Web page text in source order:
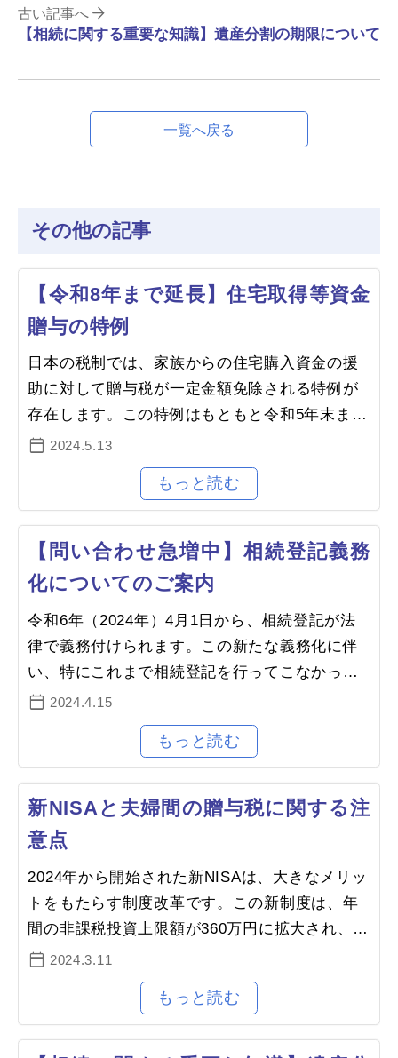
古い記事へ
【相続に関する重要な知識】遺産分割の期限について
一覧へ戻る
その他の記事
【令和8年まで延長】住宅取得等資金
贈与の特例
日本の税制では、家族からの住宅購入資金の援
助に対して贈与税が一定金額免除される特例が
存在します。この特例はもともと令和5年末まで
の予定でしたが、令和6年度税制改正により令和
8年末まで延長されました。この…
2024.5.13
【問い合わせ急増中】相続登記義務
化についてのご案内
令和6年（2024年）4月1日から、相続登記が法
律で義務付けられます。この新たな義務化に伴
い、特にこれまで相続登記を行ってこなかった
お客様からのお問い合わせが増加しています。
本記事では、相続登記の義務化につ…
2024.4.15
新NISAと夫婦間の贈与税に関する注
意点
2024年から開始された新NISAは、大きなメリッ
トをもたらす制度改革です。この新制度は、年
間の非課税投資上限額が360万円に拡大され、つ
みたて投資枠と成長投資枠の併用が可能となり
ました。さらに、非課税保有期間…
2024.3.11